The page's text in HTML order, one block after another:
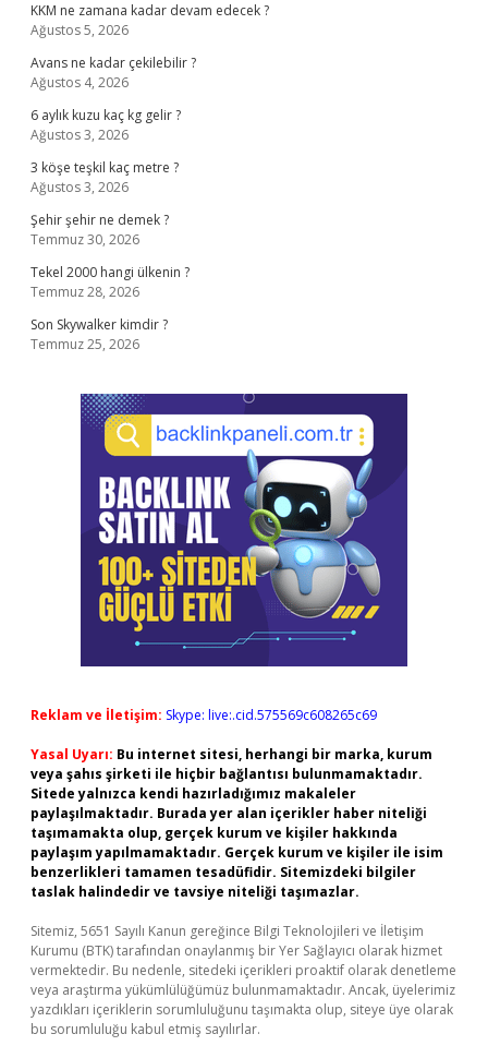
KKM ne zamana kadar devam edecek ?
Ağustos 5, 2026
Avans ne kadar çekilebilir ?
Ağustos 4, 2026
6 aylık kuzu kaç kg gelir ?
Ağustos 3, 2026
3 köşe teşkil kaç metre ?
Ağustos 3, 2026
Şehir şehir ne demek ?
Temmuz 30, 2026
Tekel 2000 hangi ülkenin ?
Temmuz 28, 2026
Son Skywalker kimdir ?
Temmuz 25, 2026
Reklam ve İletişim: Skype: live:.cid.575569c608265c69
Yasal Uyarı: Bu internet sitesi, herhangi bir marka, kurum
veya şahıs şirketi ile hiçbir bağlantısı bulunmamaktadır.
Sitede yalnızca kendi hazırladığımız makaleler
paylaşılmaktadır. Burada yer alan içerikler haber niteliği
taşımamakta olup, gerçek kurum ve kişiler hakkında
paylaşım yapılmamaktadır. Gerçek kurum ve kişiler ile isim
benzerlikleri tamamen tesadüfidir. Sitemizdeki bilgiler
taslak halindedir ve tavsiye niteliği taşımazlar.
Sitemiz, 5651 Sayılı Kanun gereğince Bilgi Teknolojileri ve İletişim
Kurumu (BTK) tarafından onaylanmış bir Yer Sağlayıcı olarak hizmet
vermektedir. Bu nedenle, sitedeki içerikleri proaktif olarak denetleme
veya araştırma yükümlülüğümüz bulunmamaktadır. Ancak, üyelerimiz
yazdıkları içeriklerin sorumluluğunu taşımakta olup, siteye üye olarak
bu sorumluluğu kabul etmiş sayılırlar.